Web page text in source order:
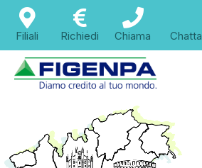
contenuto
Filiali Richiedi Chiama Chatta